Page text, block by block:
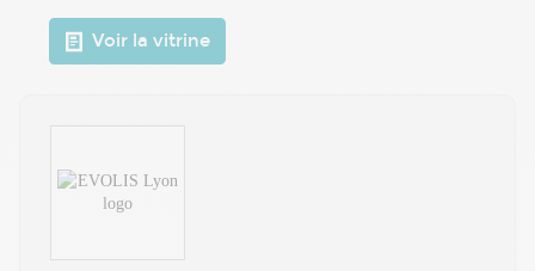
Voir la vitrine